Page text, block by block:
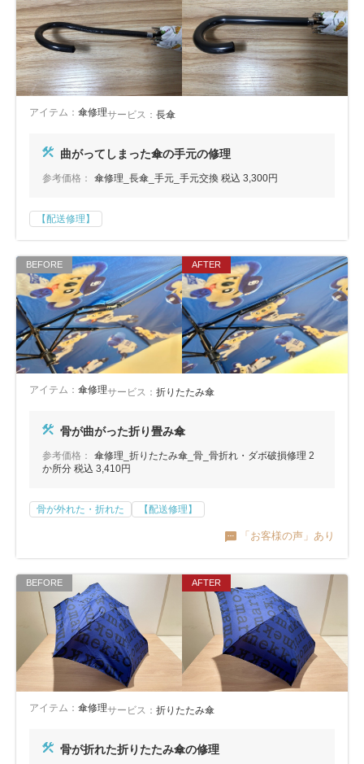
アイテム： 傘修理サービス： 長傘
曲がってしまった傘の手元の修理
参考価格： 傘修理_長傘_手元_手元交換 税込 3,300円
【配送修理】
アイテム： 傘修理サービス： 折りたたみ傘
骨が曲がった折り畳み傘
参考価格：
傘修理_折りたたみ傘_骨_骨折れ・ダボ破損修理 2
か所分 税込 3,410円
骨が外れた・折れた 【配送修理】
「お客様の声」あり
アイテム： 傘修理サービス： 折りたたみ傘
骨が折れた折りたたみ傘の修理